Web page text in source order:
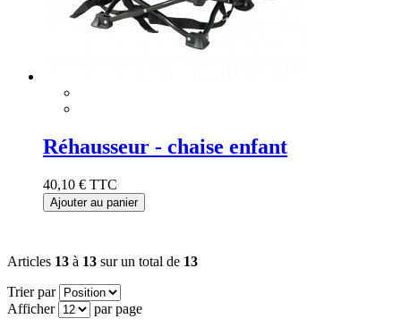
Réhausseur - chaise enfant
40,10 € TTC
Ajouter au panier
Articles 13 à 13 sur un total de 13
Trier par
Afficher
par page